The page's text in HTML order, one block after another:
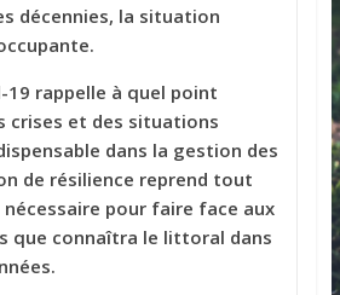
décennies, la situation
19 rappelle à quel point
crises et des situations
dans la gestion des
de résilience reprend tout
pour faire face aux
que connaîtra le littoral dans